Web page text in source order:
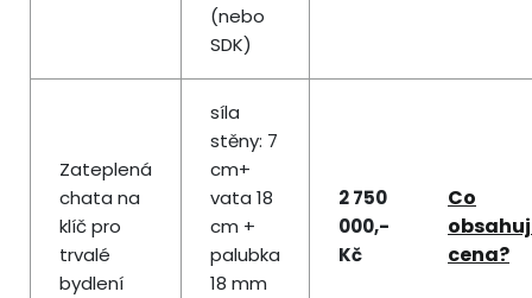
(nebo
SDK)
Zateplená
chata na
klíč pro
trvalé
bydlení
síla
stěny: 7
cm+
vata 18
cm +
palubka
18 mm
2 750
000,-
Kč
Co
cena?